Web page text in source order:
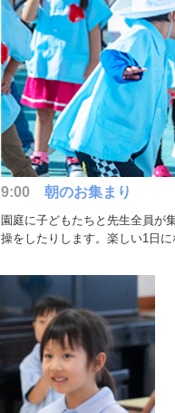
9:00 朝のお集まり
園庭に子どもたちと先生全員が
操をしたりします。楽しい1日